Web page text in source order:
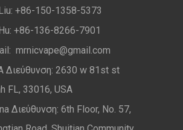
+86-150-1358-5373
+86-136-8266-7901
mrnicvape@gmail.com
Διεύθυνση: 2630 w 81st st
FL, 33016, USA
Διεύθυνση: 6th Floor, No. 57,